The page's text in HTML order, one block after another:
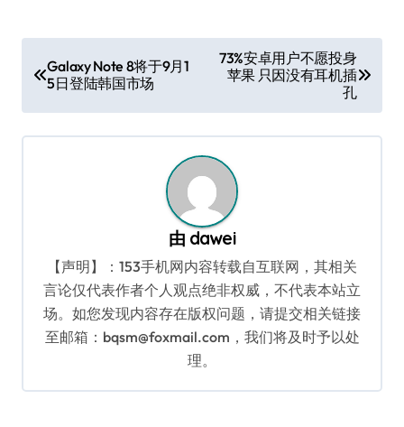
章
导
航
Galaxy Note 8将于9月1
5日登陆韩国市场
73%安卓用户不愿投身
苹果 只因没有耳机插
孔
由 dawei
【声明】：153手机网内容转载自互联网，其相关
言论仅代表作者个人观点绝非权威，不代表本站立
场。如您发现内容存在版权问题，请提交相关链接
至邮箱：bqsm@foxmail.com，我们将及时予以处
理。